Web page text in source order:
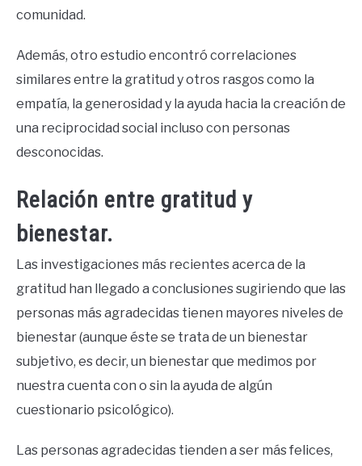
comunidad.
Además, otro estudio encontró correlaciones
similares entre la gratitud y otros rasgos como la
empatía, la generosidad y la ayuda hacia la creación de
una reciprocidad social incluso con personas
desconocidas.
Relación entre gratitud y
bienestar.
Las investigaciones más recientes acerca de la
gratitud han llegado a conclusiones sugiriendo que las
personas más agradecidas tienen mayores niveles de
bienestar (aunque éste se trata de un bienestar
subjetivo, es decir, un bienestar que medimos por
nuestra cuenta con o sin la ayuda de algún
cuestionario psicológico).
Las personas agradecidas tienden a ser más felices,